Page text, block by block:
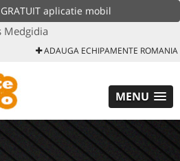
aplicatie mobil
Medgidia
ADAUGA ECHIPAMENTE ROMANIA
MENU